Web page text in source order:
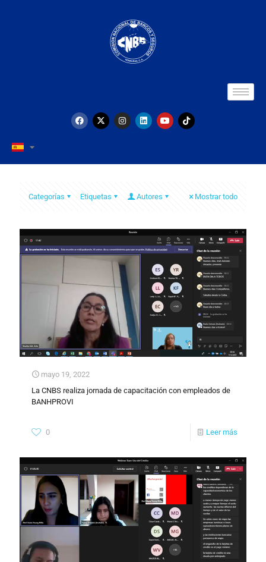
Categorías Etiquetas Autores Mostrar todo
mayo 19, 2022
La CNBS realiza jornada de capacitación con empleados de
BANHPROVI
0 Leer más